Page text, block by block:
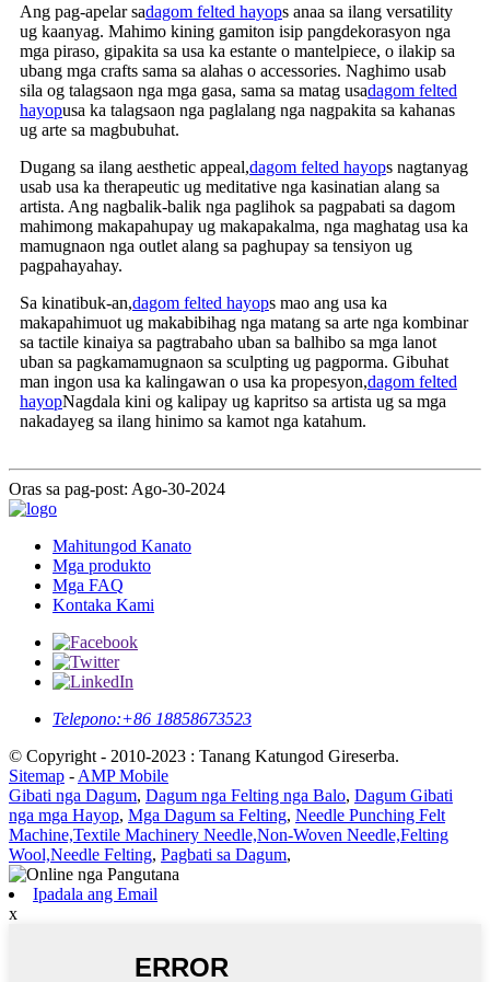
Ang pag-apelar sadagom felted hayops anaa sa ilang versatility
ug kaanyag. Mahimo kining gamiton isip pangdekorasyon nga
mga piraso, gipakita sa usa ka estante o mantelpiece, o ilakip sa
ubang mga crafts sama sa alahas o accessories. Naghimo usab
sila og talagsaon nga mga gasa, sama sa matag usadagom felted
hayopusa ka talagsaon nga paglalang nga nagpakita sa kahanas
ug arte sa magbubuhat.
Dugang sa ilang aesthetic appeal,dagom felted hayops nagtanyag
usab usa ka therapeutic ug meditative nga kasinatian alang sa
artista. Ang nagbalik-balik nga paglihok sa pagpabati sa dagom
mahimong makapahupay ug makapakalma, nga maghatag usa ka
mamugnaon nga outlet alang sa paghupay sa tensiyon ug
pagpahayahay.
Sa kinatibuk-an,dagom felted hayops mao ang usa ka
makapahimuot ug makabibihag nga matang sa arte nga kombinar
sa tactile kinaiya sa pagtrabaho uban sa balhibo sa mga lanot
uban sa pagkamamugnaon sa sculpting ug pagporma. Gibuhat
man ingon usa ka kalingawan o usa ka propesyon,dagom felted
hayopNagdala kini og kalipay ug kapritso sa artista ug sa mga
nakadayeg sa ilang hinimo sa kamot nga katahum.
Oras sa pag-post: Ago-30-2024
Mahitungod Kanato
Mga produkto
Mga FAQ
Kontaka Kami
Telepono:+86 18858673523
© Copyright - 2010-2023 : Tanang Katungod Gireserba.
Sitemap - AMP Mobile
Gibati nga Dagum, Dagum nga Felting nga Balo, Dagum Gibati
nga mga Hayop, Mga Dagum sa Felting, Needle Punching Felt
Machine,Textile Machinery Needle,Non-Woven Needle,Felting
Wool,Needle Felting, Pagbati sa Dagum,
Ipadala ang Email
x